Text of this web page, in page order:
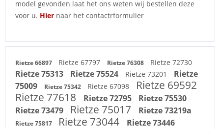
model gevonden laat het ons weten wij bestellen deze
voor u. Hier naar het contactrformulier
Rietze 66897 Rietze 67797 Rietze 76308 Rietze 72730
Rietze 75313 Rietze 75524 Rietze 73201
Rietze
75009
Rietze 75342 Rietze 67098
Rietze 69592
Rietze 77618
Rietze 72795
Rietze 75530
Rietze 73479
Rietze 75017 Rietze 73219a
Rietze 75817 Rietze 73044
Rietze 73446